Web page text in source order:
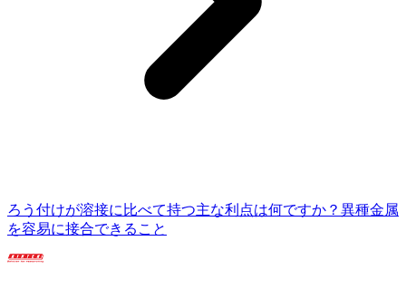
ろう付けが溶接に比べて持つ主な利点は何ですか？異種金属
を容易に接合できること